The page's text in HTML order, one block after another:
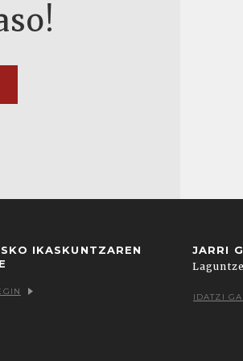
IKASKUNTZAREN
JARRI
IDATZI